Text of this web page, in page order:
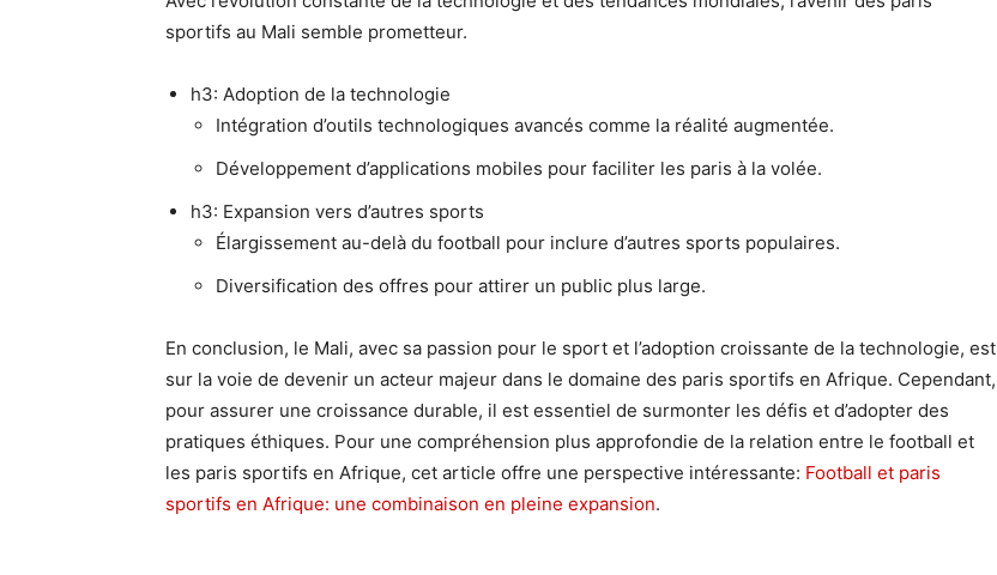
sportifs au Mali semble prometteur.
h3: Adoption de la technologie
Intégration d’outils technologiques avancés comme la réalité augmentée.
Développement d’applications mobiles pour faciliter les paris à la volée.
h3: Expansion vers d’autres sports
Élargissement au-delà du football pour inclure d’autres sports populaires.
Diversification des offres pour attirer un public plus large.
En conclusion, le Mali, avec sa passion pour le sport et l’adoption croissante de la technologie, est
sur la voie de devenir un acteur majeur dans le domaine des paris sportifs en Afrique. Cependant,
pour assurer une croissance durable, il est essentiel de surmonter les défis et d’adopter des
pratiques éthiques. Pour une compréhension plus approfondie de la relation entre le football et
les paris sportifs en Afrique, cet article offre une perspective intéressante: Football et paris
sportifs en Afrique: une combinaison en pleine expansion.